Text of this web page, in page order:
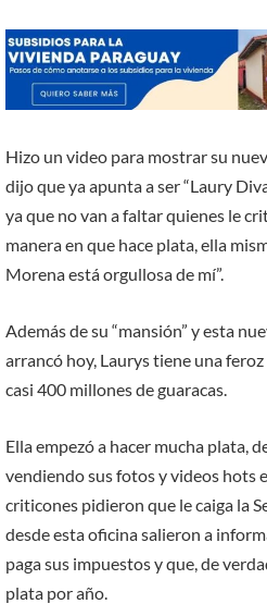
Hizo un video para mostrar su
dijo que ya apunta a ser “Laury
ya que no van a faltar quienes le
manera en que hace plata, ella
Morena está orgullosa de mí”.
Además de su “mansión” y esta
arrancó hoy, Laurys tiene una
casi 400 millones de guaracas.
Ella empezó a hacer mucha plata,
vendiendo sus fotos y videos hots
criticones pidieron que le caiga la
desde esta oficina salieron a
paga sus impuestos y que, de
plata por año.